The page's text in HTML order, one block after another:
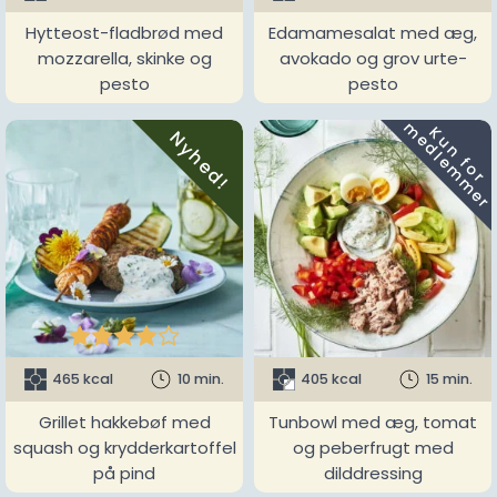
Hytteost-fladbrød med
mozzarella, skinke og
pesto
Edamamesalat med æg,
avokado og grov urte-
pesto
Nyhed!

465 kcal 10 min.
Grillet hakkebøf med
squash og krydderkartoffel
på pind
K
u
n
f
o
r
m
e
d
l
e
m
m
e
r
405 kcal 15 min.
Tunbowl med æg, tomat
og peberfrugt med
dilddressing